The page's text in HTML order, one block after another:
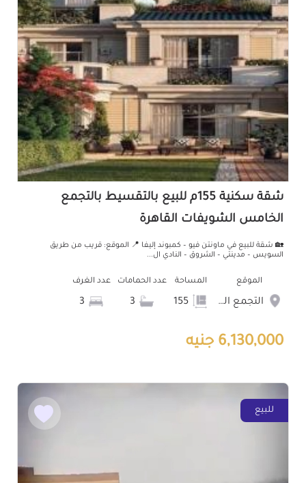
شقة سكنية 155م للبيع بالتقسيط بالتجمع
الخامس الشويفات القاهرة
🏡 شقة للبيع في ماونتن فيو – كمبوند إليفا 📍 الموقع: قريب من طريق
السويس – مدينتي – الشروق – النادي ال...
الموقع
التجمع الخامس الشويفات
المساحة عدد الحمامات عدد الغرف
6,130,000 جنيه
للبيع